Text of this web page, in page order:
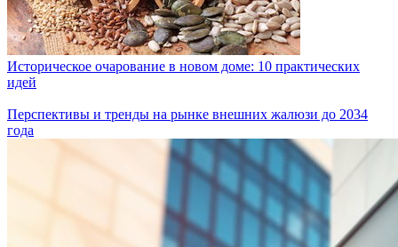
Историческое очарование в новом доме: 10 практических
идей
Перспективы и тренды на рынке внешних жалюзи до 2034
года